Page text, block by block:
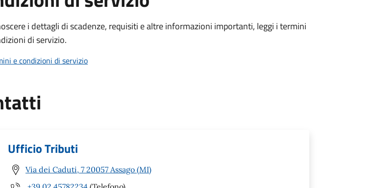
i dettagli di scadenze, requisiti e altre informazioni importanti, leggi i termini
di servizio.
e condizioni di servizio
Ufficio Tributi
Via dei Caduti, 7 20057 Assago (MI)